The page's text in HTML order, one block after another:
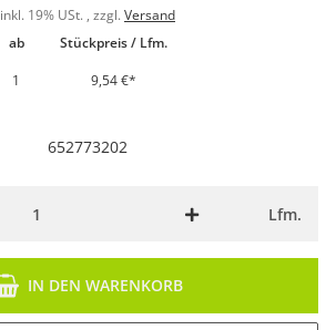
inkl. 19% USt. , zzgl. Versand
ab
Stückpreis / Lfm.
1
9,54 €*
652773202
Lfm.
IN DEN WARENKORB